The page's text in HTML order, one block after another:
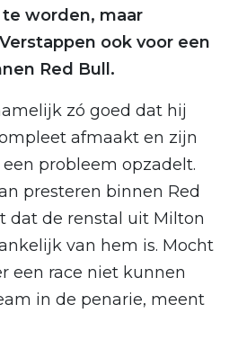
worden, maar
ook voor een
Red Bull.
zó goed dat hij
afmaakt en zijn
probleem opzadelt.
presteren binnen Red
dat de renstal uit Milton
van hem is. Mocht
een race niet kunnen
in de penarie, meent